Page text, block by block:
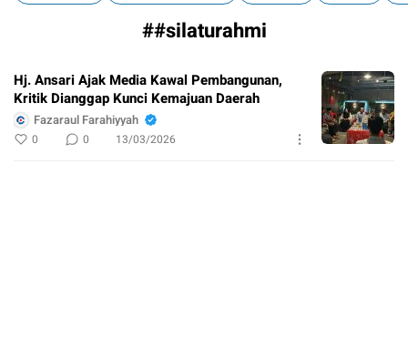
##silaturahmi
Hj. Ansari Ajak Media Kawal Pembangunan,
Kritik Dianggap Kunci Kemajuan Daerah
Fazaraul Farahiyyah
0 0 13/03/2026